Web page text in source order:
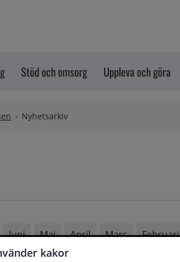
kakor
Stöd och omsorg Uppleva och göra
Nyhetsarkiv
Juni Maj April Mars Februari